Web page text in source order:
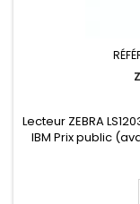
Lecteur ZEBRA
IBM Prix public